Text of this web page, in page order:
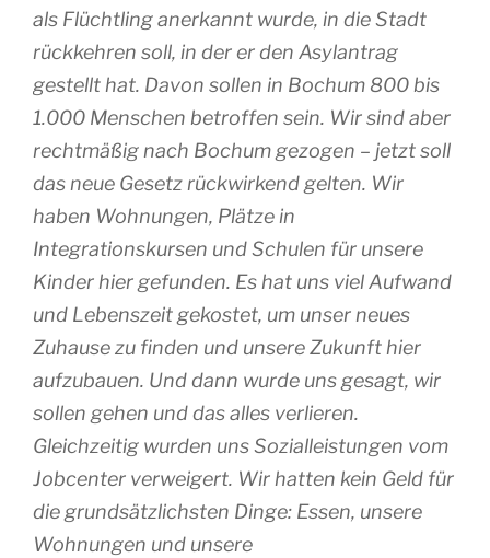
als Flüchtling anerkannt wurde, in die Stadt
rückkehren soll, in der er den Asylantrag
gestellt hat. Davon sollen in Bochum 800 bis
1.000 Menschen betroffen sein. Wir sind aber
rechtmäßig nach Bochum gezogen – jetzt soll
das neue Gesetz rückwirkend gelten. Wir
haben Wohnungen, Plätze in
Integrationskursen und Schulen für unsere
Kinder hier gefunden. Es hat uns viel Aufwand
und Lebenszeit gekostet, um unser neues
Zuhause zu finden und unsere Zukunft hier
aufzubauen. Und dann wurde uns gesagt, wir
sollen gehen und das alles verlieren.
Gleichzeitig wurden uns Sozialleistungen vom
Jobcenter verweigert. Wir hatten kein Geld für
die grundsätzlichsten Dinge: Essen, unsere
Wohnungen und unsere